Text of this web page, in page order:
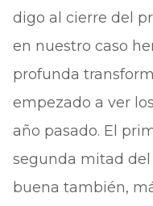
digo al cierre del
en nuestro caso
profunda
empezado a ver
año pasado. El
segunda mitad
buena también,